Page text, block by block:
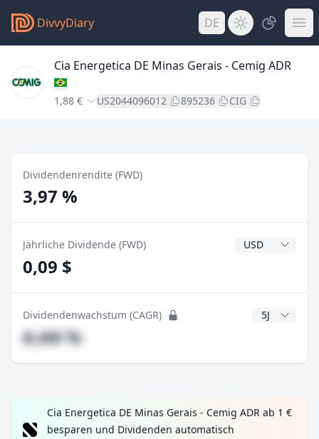
DivvyDiary DE
Cia Energetica DE Minas Gerais - Cemig ADR
1,88 € US2044096012 895236 CIG
Dividendenrendite (FWD)
3,97 %
Jährliche Dividende (FWD)
0,09 $
Dividendenwachstum (CAGR) CAGR Jahre
#,## %
Cia Energetica DE Minas Gerais - Cemig ADR ab 1 €
besparen und Dividenden automatisch